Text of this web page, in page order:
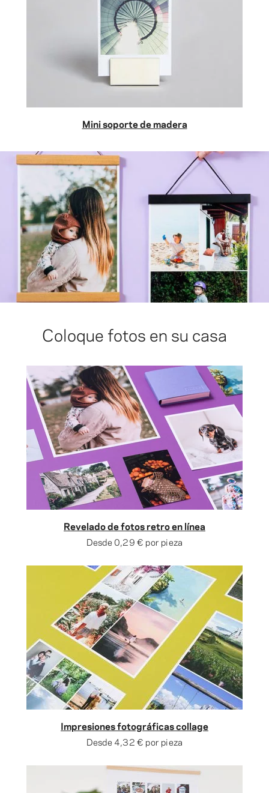
Mini soporte de madera
Coloque fotos en su casa
Revelado de fotos retro en línea
Desde0,29 € por pieza
Impresiones fotográficas collage
Desde4,32 € por pieza